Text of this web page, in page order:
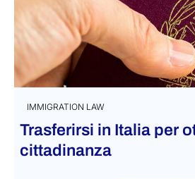
IMMIGRATION LAW
Trasferirsi in Italia per
cittadinanza